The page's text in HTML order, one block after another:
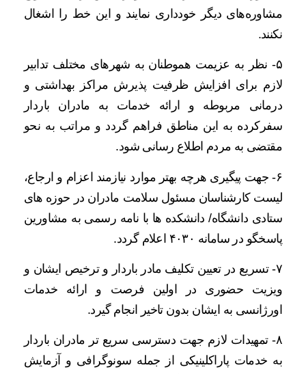
مشاوره‌های دیگر خودداری نمایند و این خط را اشغال
نکنند.
۵- نظر به عزیمت هموطنان به شهرهای مختلف تدابیر
لازم برای افزایش ظرفیت پذیرش مراکز بهداشتی و
درمانی مربوطه و ارائه خدمات به مادران باردار
سفرکرده به این مناطق فراهم گردد و مراتب به نحو
مقتضی به مردم اطلاع رسانی شود.
۶- جهت پیگیری هرچه بهتر موارد نیازمند اعزام و ارجاع،
لیست کارشناسان مسئول سلامت مادران در حوزه های
ستادی دانشگاه/ دانشکده ها با نامه رسمی به مشاورین
پاسخگو در سامانه ۴۰۳۰ اعلام گردد.
۷- تسریع در تعیین تکلیف مادر باردار و ترخیص ایشان و
ویزیت حضوری در اولین فرصت و ارائه خدمات
اورژانسی به ایشان بدون تاخیر انجام گیرد.
۸- تمهیدات لازم جهت دسترسی سریع تر مادران باردار
به خدمات پاراکلینیکی از جمله سونوگرافی و آزمایش